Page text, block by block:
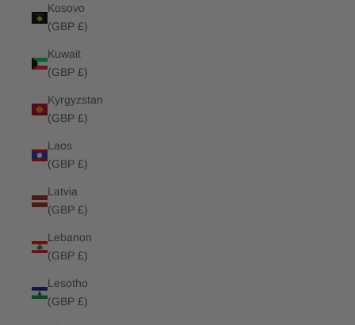
Kosovo
(GBP £)
Kuwait
(GBP £)
Kyrgyzstan
(GBP £)
Laos
(GBP £)
Latvia
(GBP £)
Lebanon
(GBP £)
Lesotho
(GBP £)